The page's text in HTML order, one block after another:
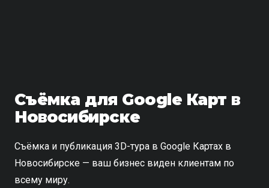
Съёмка для Google Карт в
Новосибирске
Съёмка и публикация 3D-тура в Google Картах в
Новосибирске — ваш бизнес виден клиентам по
всему миру.